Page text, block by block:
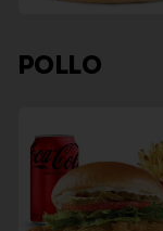
POLLO